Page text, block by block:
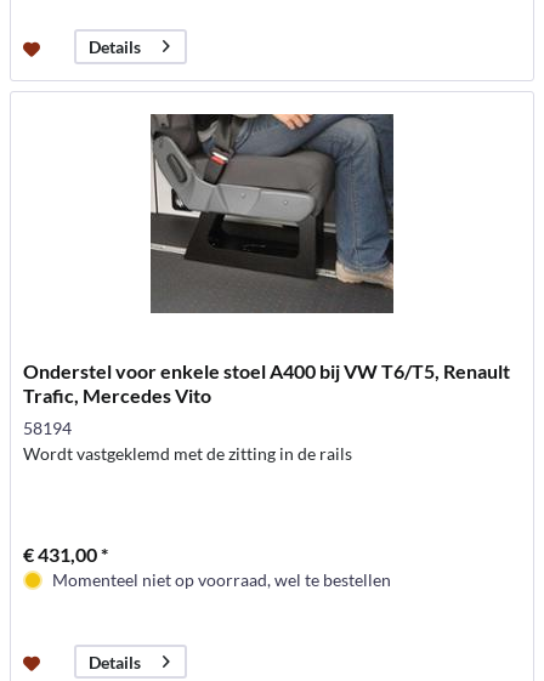
Details
Onderstel voor enkele stoel A400 bij VW T6/T5, Renault
Trafic, Mercedes Vito
58194
Wordt vastgeklemd met de zitting in de rails
€ 431,00 *
Momenteel niet op voorraad, wel te bestellen
Details